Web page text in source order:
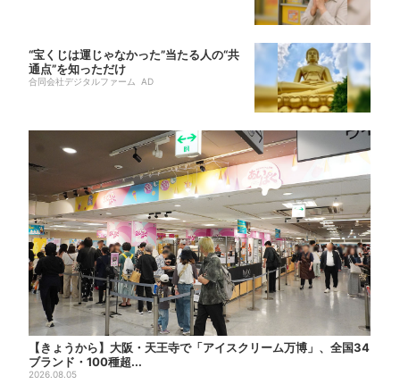
“宝くじは運じゃなかった”当たる人の“共
通点”を知っただけ
合同会社デジタルファーム AD
【きょうから】大阪・天王寺で「アイスクリーム万博」、全国34
ブランド・100種超...
2026.08.05